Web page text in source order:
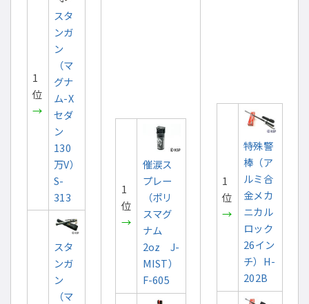
1
位
→
スタ
ンガ
ン
（マ
グナ
ム-X
セダ
ン
130
万V）
S-
313
スタ
ンガ
ン
（マ
1
位
→
催涙ス
プレー
（ポリ
スマグ
ナム
2oz J-
MIST）
F-605
1
位
→
特殊警
棒（ア
ルミ合
金メカ
ニカル
ロック
26イン
チ）H-
202B